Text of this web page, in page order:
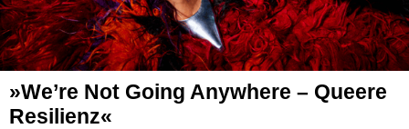
»We’re Not Going Anywhere – Queere
Resilienz«